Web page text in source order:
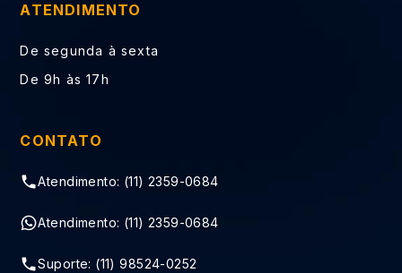
ATENDIMENTO
De segunda à sexta
De 9h às 17h
CONTATO
Atendimento: (11) 2359-0684
Atendimento: (11) 2359-0684
Suporte: (11) 98524-0252